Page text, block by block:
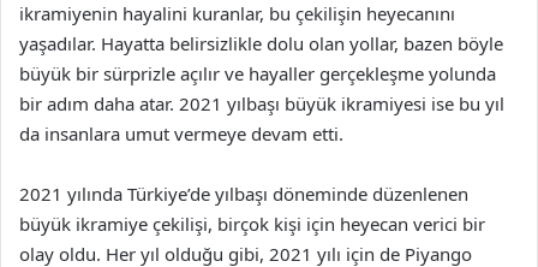
ikramiyenin hayalini kuranlar, bu çekilişin heyecanını
yaşadılar. Hayatta belirsizlikle dolu olan yollar, bazen böyle
büyük bir sürprizle açılır ve hayaller gerçekleşme yolunda
bir adım daha atar. 2021 yılbaşı büyük ikramiyesi ise bu yıl
da insanlara umut vermeye devam etti.
2021 yılında Türkiye’de yılbaşı döneminde düzenlenen
büyük ikramiye çekilişi, birçok kişi için heyecan verici bir
olay oldu. Her yıl olduğu gibi, 2021 yılı için de Piyango